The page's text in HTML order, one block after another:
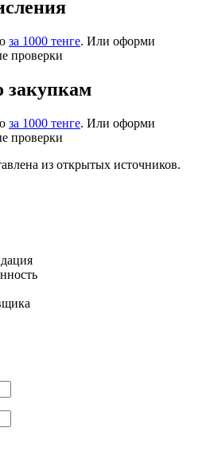
за 1000 тенге. Или оформи
проверки
за 1000 тенге. Или оформи
проверки
из открытых источников.